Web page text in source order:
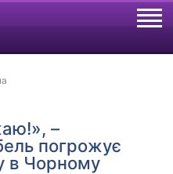
–
погрожує
в Чорному